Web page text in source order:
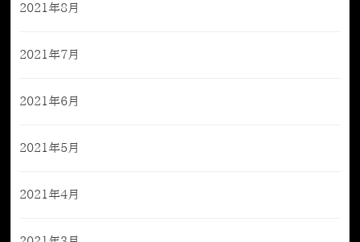
2021年8月
2021年7月
2021年6月
2021年5月
2021年4月